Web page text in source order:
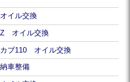
イル交換
オイル交換
ブ110 オイル交換
車整備